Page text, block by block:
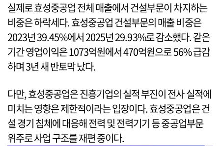
실제로 효성중공업 전체 매출에서 건설부문이 차지하는
비중은 하락세다. 효성중공업 건설부문의 매출 비중은
2023년 39.45%에서 2025년 29.93%로 감소했다. 같은
기간 영업이익은 1073억원에서 470억원으로 56% 급감
하며 3년 새 반토막 났다.
다만, 효성중공업은 진흥기업의 실적 부진이 전사 실적에
미치는 영향은 제한적이라는 입장이다. 효성중공업은 건
설 경기 침체에 대응해 전력 및 전력기기 등 중공업부문
위주로 사업 구조를 재편 중이다.